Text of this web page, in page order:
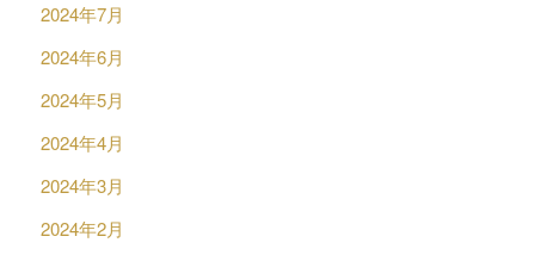
2024年7月
2024年6月
2024年5月
2024年4月
2024年3月
2024年2月